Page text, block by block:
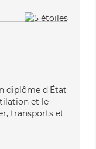
diplôme d'État
et le
transports et